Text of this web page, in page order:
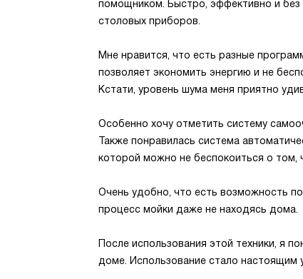
помощником. Быстро, эффективно и
столовых приборов.
Мне нравится, что есть разные
позволяет экономить энергию и не
Кстати, уровень шума меня приятно
Особенно хочу отметить систему
Также понравилась система
которой можно не беспокоиться о том,
Очень удобно, что есть возможность
процесс мойки даже не находясь дома.
После использования этой техники, я
доме. Использование стало настоящим